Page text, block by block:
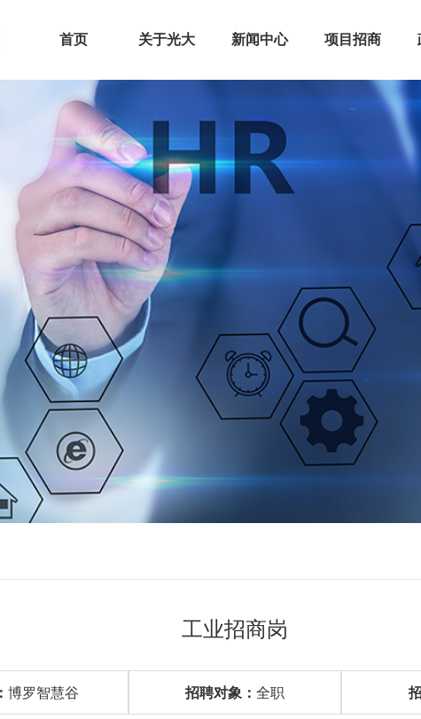
首页 关于光大
产业
新闻中心 项目招商
工业招商岗
博罗智慧谷 招聘对象： 全职